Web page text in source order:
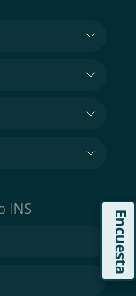
Encuesta
INS